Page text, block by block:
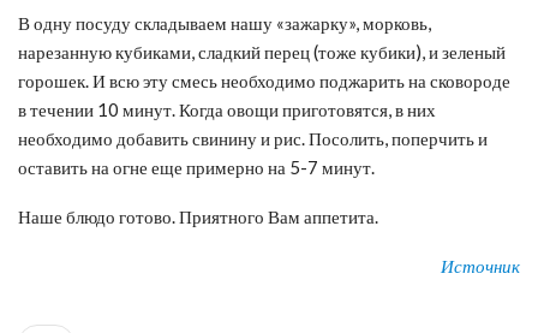
В одну посуду складываем нашу «зажарку», морковь,
нарезанную кубиками, сладкий перец (тоже кубики), и зеленый
горошек. И всю эту смесь необходимо поджарить на сковороде
в течении 10 минут. Когда овощи приготовятся, в них
необходимо добавить свинину и рис. Посолить, поперчить и
оставить на огне еще примерно на 5-7 минут.
Наше блюдо готово. Приятного Вам аппетита.
Источник